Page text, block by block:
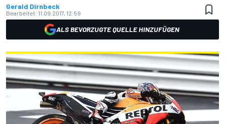
Gerald Dirnbeck
Bearbeitet: 11.09.2017, 12:59
ALS BEVORZUGTE QUELLE HINZUFÜGEN